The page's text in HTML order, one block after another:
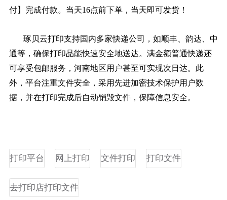
付】完成付款。当天16点前下单，当天即可发货！
琢贝云打印支持国内多家快递公司，如顺丰、韵达、中
通等，确保打印品能快速安全地送达。满金额普通快递还
可享受包邮服务，河南地区用户甚至可实现次日达。此
外，平台注重文件安全，采用先进加密技术保护用户数
据，并在打印完成后自动销毁文件，保障信息安全。
打印平台 网上打印 文件打印 打印文件
去打印店打印文件